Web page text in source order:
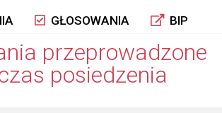
GŁOSOWANIA BIP
przeprowadzone
posiedzenia